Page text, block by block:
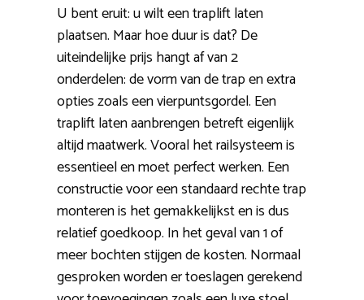
U bent eruit: u wilt een traplift laten
plaatsen. Maar hoe duur is dat? De
uiteindelijke prijs hangt af van 2
onderdelen: de vorm van de trap en extra
opties zoals een vierpuntsgordel. Een
traplift laten aanbrengen betreft eigenlijk
altijd maatwerk. Vooral het railsysteem is
essentieel en moet perfect werken. Een
constructie voor een standaard rechte trap
monteren is het gemakkelijkst en is dus
relatief goedkoop. In het geval van 1 of
meer bochten stijgen de kosten. Normaal
gesproken worden er toeslagen gerekend